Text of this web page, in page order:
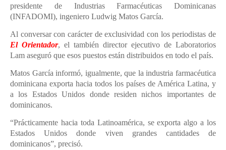
presidente de Industrias Farmacéuticas Dominicanas
(INFADOMI), ingeniero Ludwig Matos García.
Al conversar con carácter de exclusividad con los periodistas de
El Orientador, el también director ejecutivo de Laboratorios
Lam aseguró que esos puestos están distribuidos en todo el país.
Matos García informó, igualmente, que la industria farmacéutica
dominicana exporta hacia todos los países de América Latina, y
a los Estados Unidos donde residen nichos importantes de
dominicanos.
“Prácticamente hacia toda Latinoamérica, se exporta algo a los
Estados Unidos donde viven grandes cantidades de
dominicanos”, precisó.